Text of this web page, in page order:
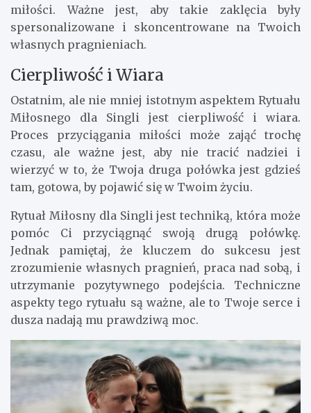
miłości. Ważne jest, aby takie zaklęcia były
spersonalizowane i skoncentrowane na Twoich
własnych pragnieniach.
Cierpliwość i Wiara
Ostatnim, ale nie mniej istotnym aspektem Rytuału
Miłosnego dla Singli jest cierpliwość i wiara.
Proces przyciągania miłości może zająć trochę
czasu, ale ważne jest, aby nie tracić nadziei i
wierzyć w to, że Twoja druga połówka jest gdzieś
tam, gotowa, by pojawić się w Twoim życiu.
Rytuał Miłosny dla Singli jest techniką, która może
pomóc Ci przyciągnąć swoją drugą połówkę.
Jednak pamiętaj, że kluczem do sukcesu jest
zrozumienie własnych pragnień, praca nad sobą, i
utrzymanie pozytywnego podejścia. Techniczne
aspekty tego rytuału są ważne, ale to Twoje serce i
dusza nadają mu prawdziwą moc.